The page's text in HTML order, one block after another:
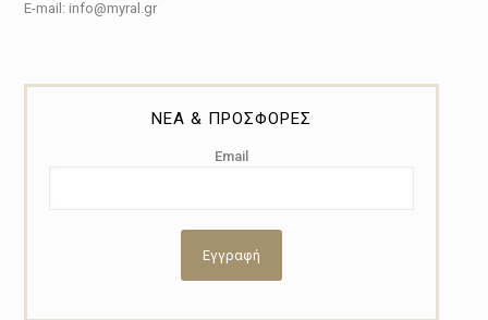
E-mail: info@myral.gr
ΝΕΑ & ΠΡΟΣΦΟΡΕΣ
Email